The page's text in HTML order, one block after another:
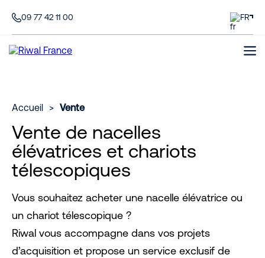
09 77 42 11 00 FR
Accueil > Vente
Vente de nacelles
élévatrices et chariots
télescopiques
Vous souhaitez acheter une nacelle élévatrice ou
un chariot télescopique ?
Riwal vous accompagne dans vos projets
d’acquisition et propose un service exclusif de